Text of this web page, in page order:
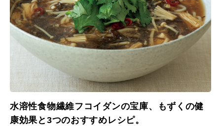
水溶性食物繊維フコイダンの宝庫、もずくの健
康効果と3つのおすすめレシピ。